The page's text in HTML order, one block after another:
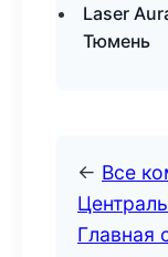
Laser
Тюмень
← Все
Главная